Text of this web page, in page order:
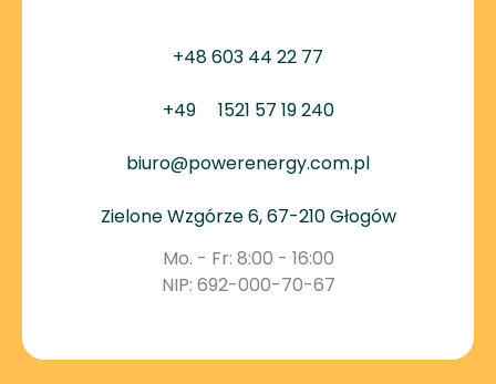
+48 603 44 22 77
+49 1521 57 19 240
biuro@powerenergy.com.pl
Zielone Wzgórze 6, 67-210 Głogów
Mo. - Fr: 8:00 - 16:00
NIP: 692-000-70-67